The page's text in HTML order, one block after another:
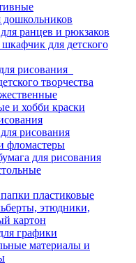
дошкольников
ранцев и рюкзаков
для детского
рисования
творчества
и хобби краски
рисования
фломастеры
для рисования
пластиковые
этюдники,
картон
графики
материалы и